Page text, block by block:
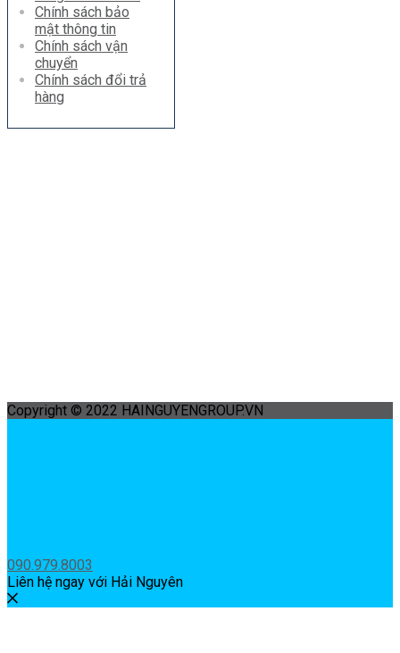
Chính sách bảo
mật thông tin
Chính sách vận
chuyển
Chính sách đổi trả
hàng
Copyright © 2022 HAINGUYENGROUP.VN
090.979.8003
Liên hệ ngay với Hải Nguyên